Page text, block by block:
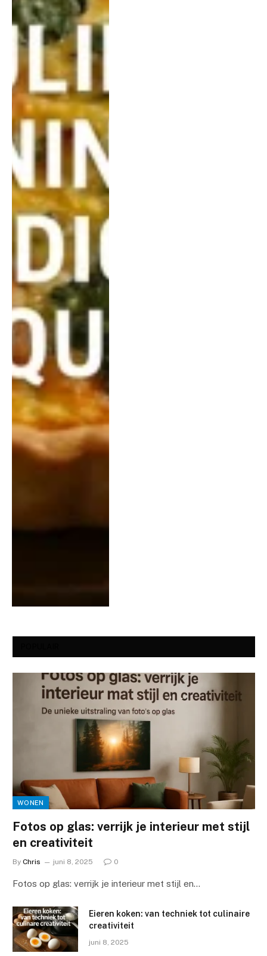
WONEN
Fotos op glas: verrijk je interieur met stijl
en creativiteit
By Chris juni 8, 2025 0
Fotos op glas: verrijk je interieur met stijl en…
Eieren koken: van techniek tot culinaire
creativiteit
juni 8, 2025